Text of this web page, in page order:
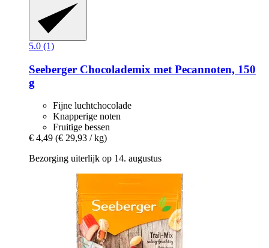
5.0 (1)
Seeberger Chocolademix met Pecannoten, 150
g
Fijne luchtchocolade
Knapperige noten
Fruitige bessen
€ 4,49 (€ 29,93 / kg)
Bezorging uiterlijk op 14. augustus